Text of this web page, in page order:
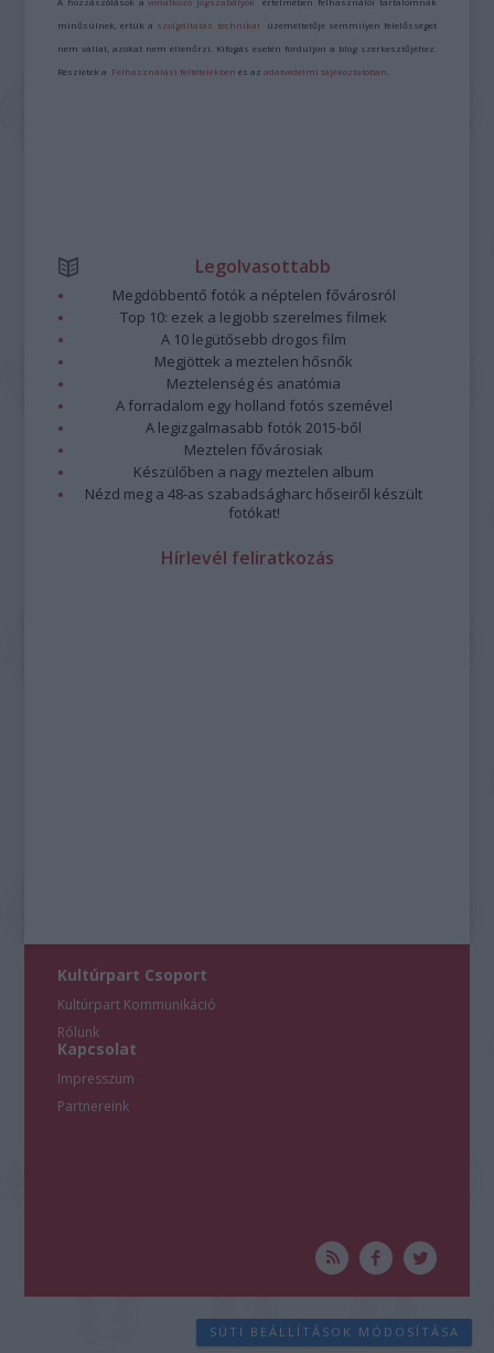
minősülnek, értük a szolgáltatás technikai üzemeltetője semmilyen felelősséget
nem vállal, azokat nem ellenőrzi. Kifogás esetén forduljon a blog szerkesztőjéhez.
Részletek a Felhasználási feltételekben és azadatvédelmi tájékoztatóban
Legolvasottabb
Megdöbbentő fotók a néptelen fővárosról
Top 10: ezek a legjobb szerelmes filmek
A 10 legütősebb drogos film
Megjöttek a meztelen hősnők
Meztelenség és anatómia
A forradalom egy holland fotós szemével
A legizgalmasabb fotók 2015-ből
Meztelen fővárosiak
Készülőben a nagy meztelen album
Nézd meg a 48-as szabadságharc hőseiről készült
fotókat!
Hírlevél feliratkozás
Kultúrpart Csoport
Kultúrpart Kommunikáció
Rólunk
Kapcsolat
Impresszum
Partnereink
SÜTI BEÁLLÍTÁSOK MÓDOSÍTÁSA